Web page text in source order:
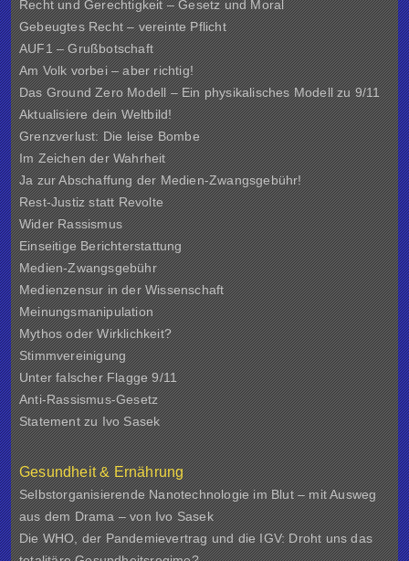
Recht und Gerechtigkeit – Gesetz und Moral
Gebeugtes Recht – vereinte Pflicht
AUF1 – Grußbotschaft
Am Volk vorbei – aber richtig!
Das Ground Zero Modell – Ein physikalisches Modell zu 9/11
Aktualisiere dein Weltbild!
Grenzverlust: Die leise Bombe
Im Zeichen der Wahrheit
Ja zur Abschaffung der Medien-Zwangsgebühr!
Rest-Justiz statt Revolte
Wider Rassismus
Einseitige Berichterstattung
Medien-Zwangsgebühr
Medienzensur in der Wissenschaft
Meinungsmanipulation
Mythos oder Wirklichkeit?
Stimmvereinigung
Unter falscher Flagge 9/11
Anti-Rassismus-Gesetz
Statement zu Ivo Sasek
Gesundheit & Ernährung
Selbstorganisierende Nanotechnologie im Blut – mit Ausweg
aus dem Drama – von Ivo Sasek
Die WHO, der Pandemievertrag und die IGV: Droht uns das